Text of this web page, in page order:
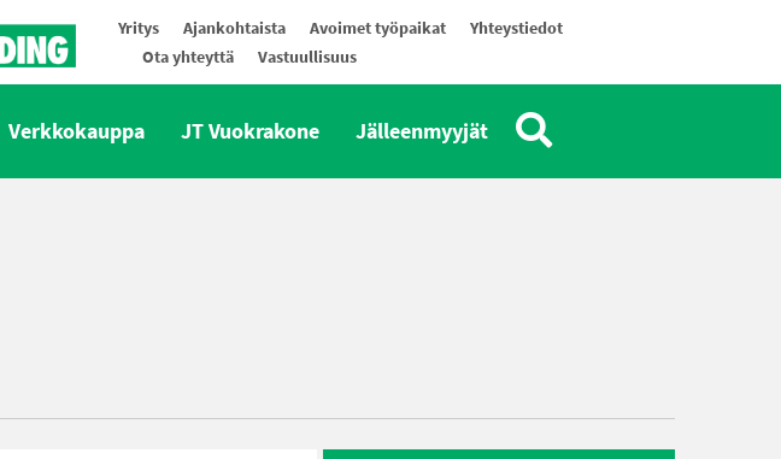
Yritys Ajankohtaista Avoimet työpaikat
Yhteystiedot
Ota yhteyttä
Vastuullisuus
Verkkokauppa JT Vuokrakone Jälleenmyyjät